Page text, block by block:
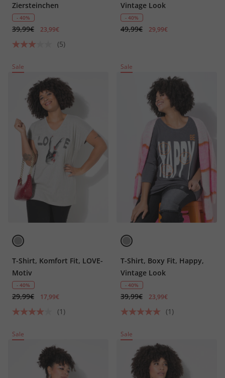
Ziersteinchen
- 40%
39,99€ 23,99€
(5)
Vintage Look
- 40%
49,99€ 29,99€
Sale
T-Shirt, Komfort Fit, LOVE-
Motiv
- 40%
29,99€ 17,99€
(1)
Sale
T-Shirt, Boxy Fit, Happy,
Vintage Look
- 40%
39,99€ 23,99€
(1)
Sale Sale